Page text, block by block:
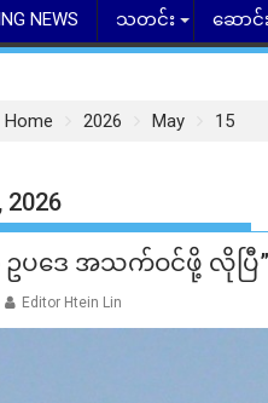
NEWS သတင်း ဆောင်း
Home 2026 May 15
2026
ပဒေ အသက်ဝင်ဖို့ လိုပြီ”
Editor Htein Lin